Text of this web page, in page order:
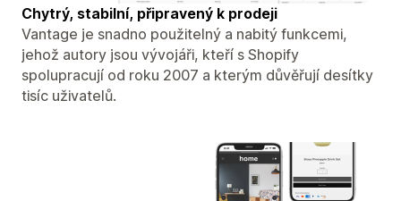
Chytrý, stabilní, připravený k prodeji
Vantage je snadno použitelný a nabitý funkcemi,
jehož autory jsou vývojáři, kteří s Shopify
spolupracují od roku 2007 a kterým důvěřují desítky
tisíc uživatelů.